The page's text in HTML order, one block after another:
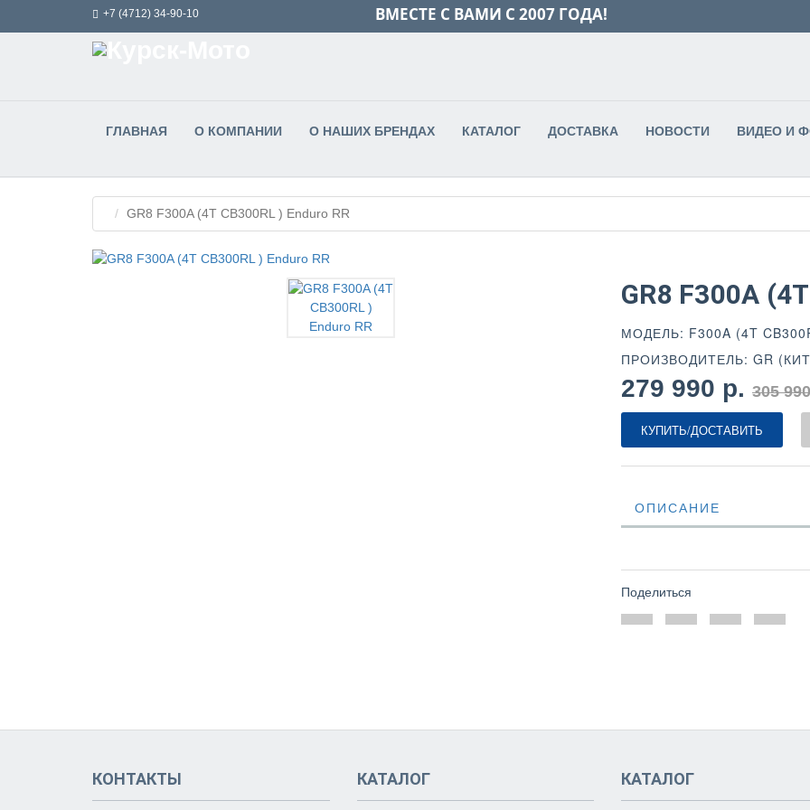
+7 (4712) 34-90-10 ВМЕСТЕ С ВАМИ С 2007 ГОДА!
ГЛАВНАЯ О КОМПАНИИ О НАШИХ БРЕНДАХ КАТАЛОГ ДОСТАВКА НОВОСТИ ВИДЕО И
GR8 F300A (4T CB300RL ) Enduro RR
GR8 F300A
МОДЕЛЬ: F300A (4T
ПРОИЗВОДИТЕЛЬ: GR
279 990 р. 305
КУПИТЬ/ДОСТАВИТЬ
ОПИСАНИЕ
Поделиться
КОНТАКТЫ КАТАЛОГ КАТАЛОГ